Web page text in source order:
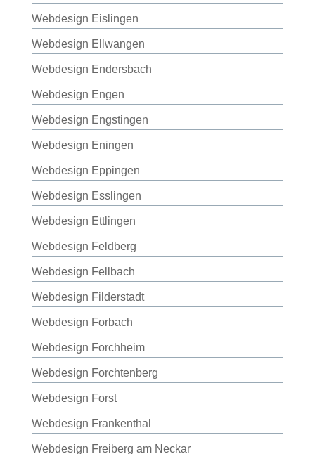
Webdesign Eislingen
Webdesign Ellwangen
Webdesign Endersbach
Webdesign Engen
Webdesign Engstingen
Webdesign Eningen
Webdesign Eppingen
Webdesign Esslingen
Webdesign Ettlingen
Webdesign Feldberg
Webdesign Fellbach
Webdesign Filderstadt
Webdesign Forbach
Webdesign Forchheim
Webdesign Forchtenberg
Webdesign Forst
Webdesign Frankenthal
Webdesign Freiberg am Neckar